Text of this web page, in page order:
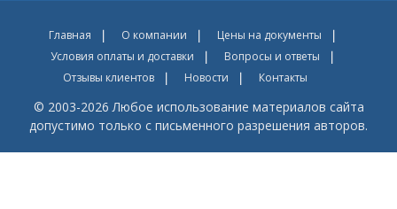
Главная О компании
Цены на документы
Условия оплаты и доставки
Вопросы и ответы
Отзывы клиентов
Новости Контакты
© 2003-2026 Любое использование материалов сайта
допустимо только с письменного разрешения авторов.